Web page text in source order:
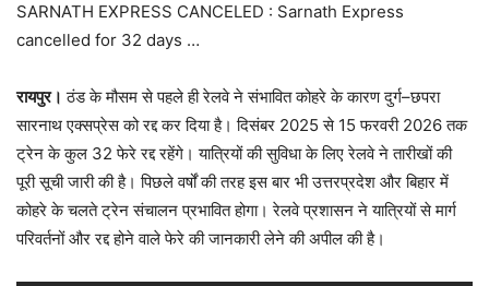
SARNATH EXPRESS CANCELED : Sarnath Express
cancelled for 32 days …
रायपुर। ठंड के मौसम से पहले ही रेलवे ने संभावित कोहरे के कारण दुर्ग–छपरा
सारनाथ एक्सप्रेस को रद्द कर दिया है। दिसंबर 2025 से 15 फरवरी 2026 तक
ट्रेन के कुल 32 फेरे रद्द रहेंगे। यात्रियों की सुविधा के लिए रेलवे ने तारीखों की
पूरी सूची जारी की है। पिछले वर्षों की तरह इस बार भी उत्तरप्रदेश और बिहार में
कोहरे के चलते ट्रेन संचालन प्रभावित होगा। रेलवे प्रशासन ने यात्रियों से मार्ग
परिवर्तनों और रद्द होने वाले फेरे की जानकारी लेने की अपील की है।